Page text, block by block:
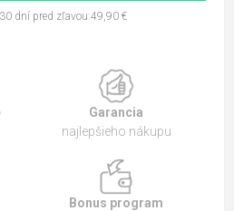
dní pred zľavou:49,90 €
Garancia
najlepšieho nákupu
Bonus program